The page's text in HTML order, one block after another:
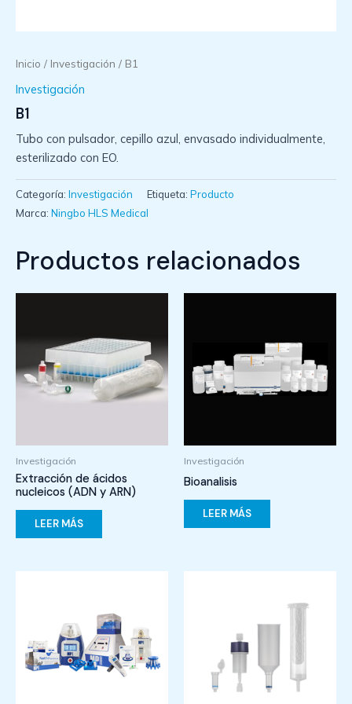
Inicio / Investigación / B1
Investigación
B1
Tubo con pulsador, cepillo azul, envasado individualmente,
esterilizado con EO.
Categoría: Investigación Etiqueta: Producto
Marca: Ningbo HLS Medical
Productos relacionados
Investigación
Extracción de ácidos
nucleicos (ADN y ARN)
LEER MÁS
Investigación
Bioanalisis
LEER MÁS